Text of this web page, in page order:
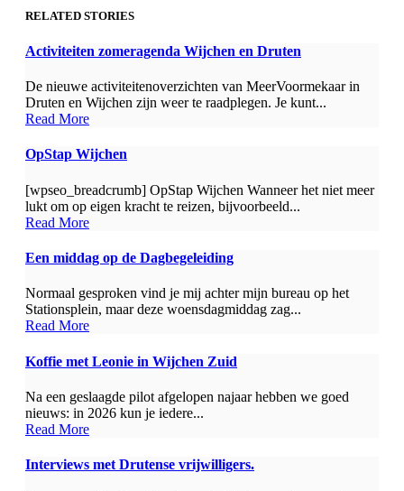
RELATED STORIES
Activiteiten zomeragenda Wijchen en Druten
De nieuwe activiteitenoverzichten van MeerVoormekaar in
Druten en Wijchen zijn weer te raadplegen. Je kunt...
Read More
OpStap Wijchen
[wpseo_breadcrumb] OpStap Wijchen Wanneer het niet meer
lukt om op eigen kracht te reizen, bijvoorbeeld...
Read More
Een middag op de Dagbegeleiding
Normaal gesproken vind je mij achter mijn bureau op het
Stationsplein, maar deze woensdagmiddag zag...
Read More
Koffie met Leonie in Wijchen Zuid
Na een geslaagde pilot afgelopen najaar hebben we goed
nieuws: in 2026 kun je iedere...
Read More
Interviews met Drutense vrijwilligers.